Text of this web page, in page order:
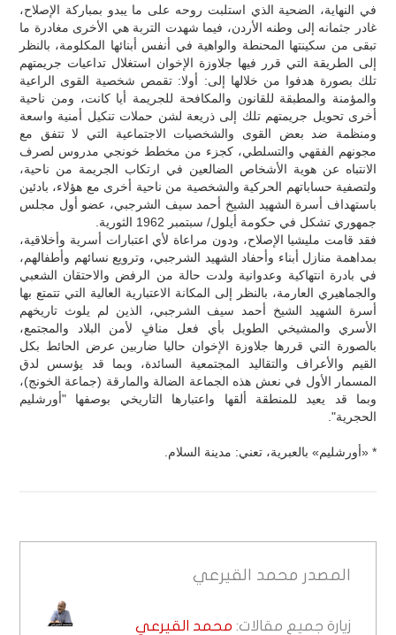
في النهاية، الضحية الذي استلبت روحه على ما يبدو بمباركة الإصلاح،
غادر جثمانه إلى وطنه الأردن، فيما شهدت التربة هي الأخرى مغادرة ما
تبقى من سكينتها المحنطة والواهية في أنفس أبنائها المكلومة، بالنظر
إلى الطريقة التي قرر فيها جلاوزة الإخوان استغلال تداعيات جريمتهم
تلك بصورة هدفوا من خلالها إلى: أولا: تقمص شخصية القوى الراعية
والمؤمنة والمطبقة للقانون والمكافحة للجريمة أيا كانت، ومن ناحية
أخرى تحويل جريمتهم تلك إلى ذريعة لشن حملات تنكيل أمنية واسعة
ومنظمة ضد بعض القوى والشخصيات الاجتماعية التي لا تتفق مع
مجونهم الفقهي والتسلطي، كجزء من مخطط خونجي مدروس لصرف
الانتباه عن هوية الأشخاص الضالعين في ارتكاب الجريمة من ناحية،
ولتصفية حساباتهم الحركية والشخصية من ناحية أخرى مع هؤلاء، بادئين
باستهداف أسرة الشهيد الشيخ أحمد سيف الشرجبي، عضو أول مجلس
جمهوري تشكل في حكومة أيلول/ سبتمبر 1962 الثورية.
فقد قامت مليشيا الإصلاح، ودون مراعاة لأي اعتبارات أسرية وأخلاقية،
بمداهمة منازل أبناء وأحفاد الشهيد الشرجبي، وترويع نسائهم وأطفالهم،
في بادرة انتهاكية وعدوانية ولدت حالة من الرفض والاحتقان الشعبي
والجماهيري العارمة، بالنظر إلى المكانة الاعتبارية العالية التي تتمتع بها
أسرة الشهيد الشيخ أحمد سيف الشرجبي، الذين لم يلوث تاريخهم
الأسري والمشيخي الطويل بأي فعل منافٍ لأمن البلاد والمجتمع،
بالصورة التي قررها جلاوزة الإخوان حاليا ضاربين عرض الحائط بكل
القيم والأعراف والتقاليد المجتمعية السائدة، وبما قد يؤسس لدق
المسمار الأول في نعش هذه الجماعة الضالة والمارقة (جماعة الخونج)،
وبما قد يعيد للمنطقة ألقها واعتبارها التاريخي بوصفها "أورشليم
الحجرية".
* «أورشليم» بالعبرية، تعني: مدينة السلام.
المصدر محمد القيرعي
زيارة جميع مقالات: محمد القيرعي